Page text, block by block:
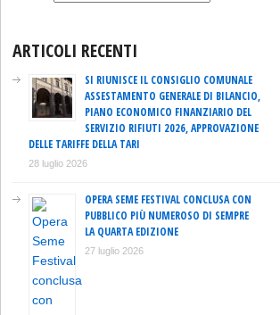
ARTICOLI RECENTI
SI RIUNISCE IL CONSIGLIO COMUNALE
ASSESTAMENTO GENERALE DI BILANCIO,
PIANO ECONOMICO FINANZIARIO DEL
SERVIZIO RIFIUTI 2026, APPROVAZIONE
DELLE TARIFFE DELLA TARI
28 luglio 2026
OPERA SEME FESTIVAL CONCLUSA CON
PUBBLICO PIÙ NUMEROSO DI SEMPRE
LA QUARTA EDIZIONE
27 luglio 2026